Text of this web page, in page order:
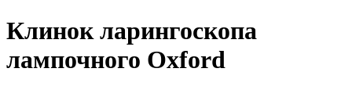
Клинок ларингоскопа
лампочного Oxford